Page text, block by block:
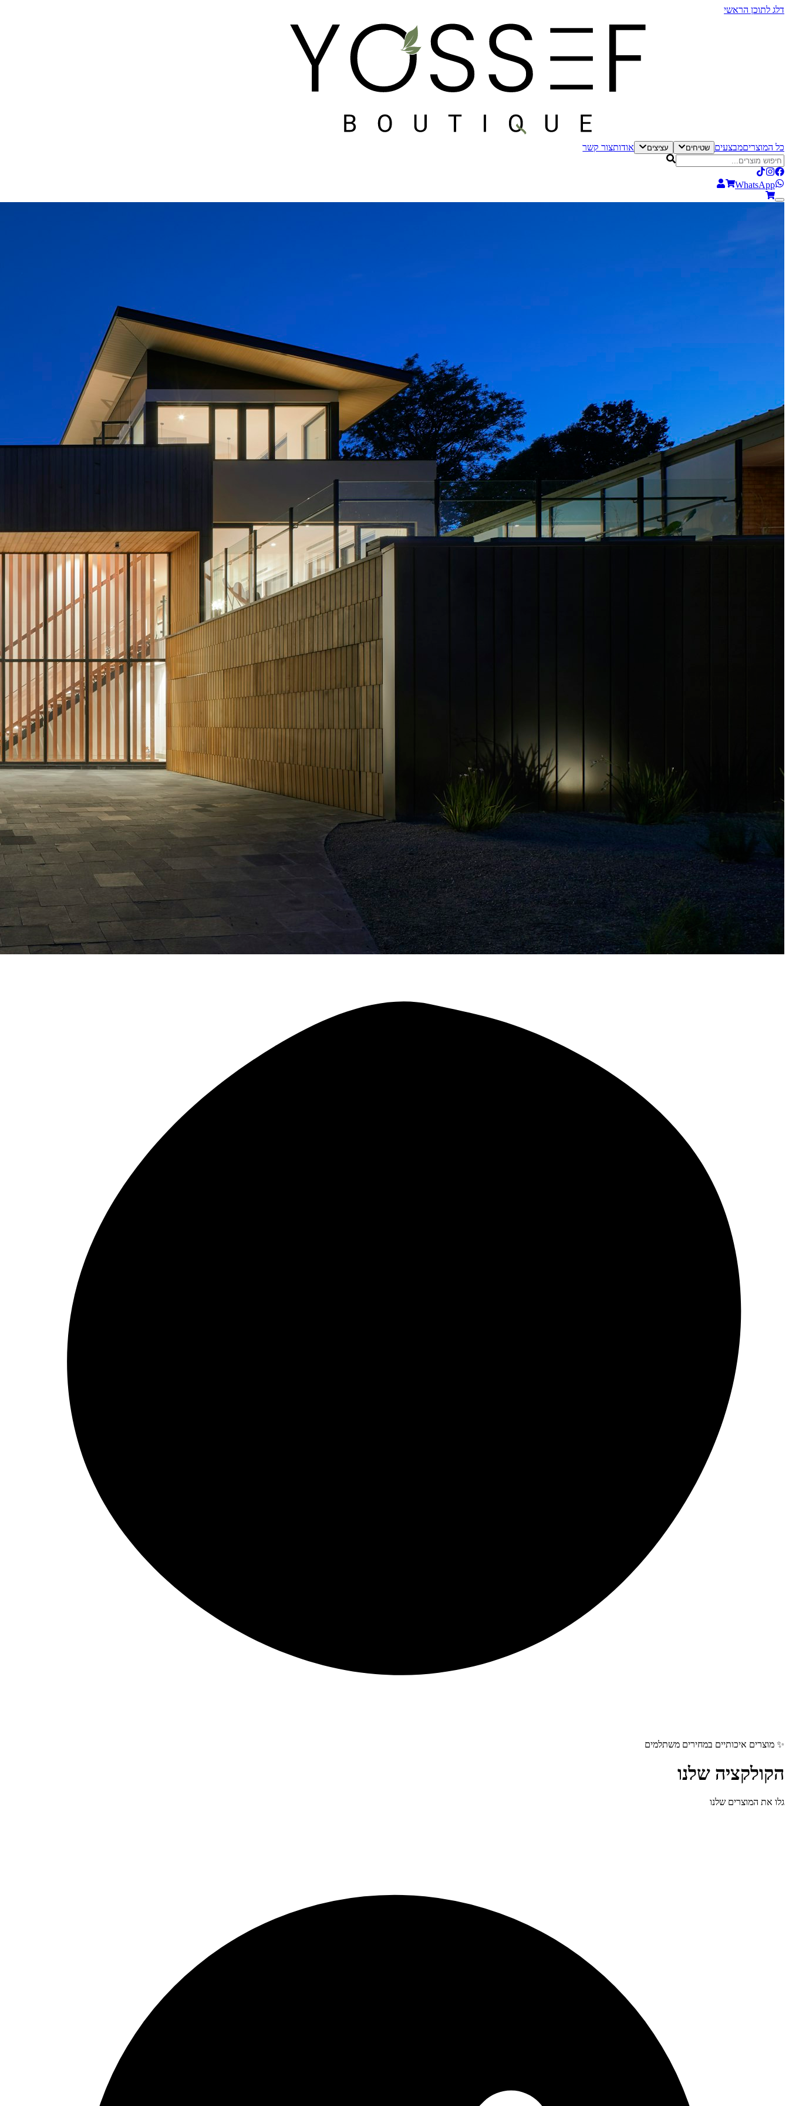
דלג לתוכן הראשי
כל המוצריםמבצעים שטיחים עציצים אודותצור קשר
WhatsApp
✨ מוצרים איכותיים במחירים משתלמים
הקולקציה שלנו
גלו את המוצרים שלנו